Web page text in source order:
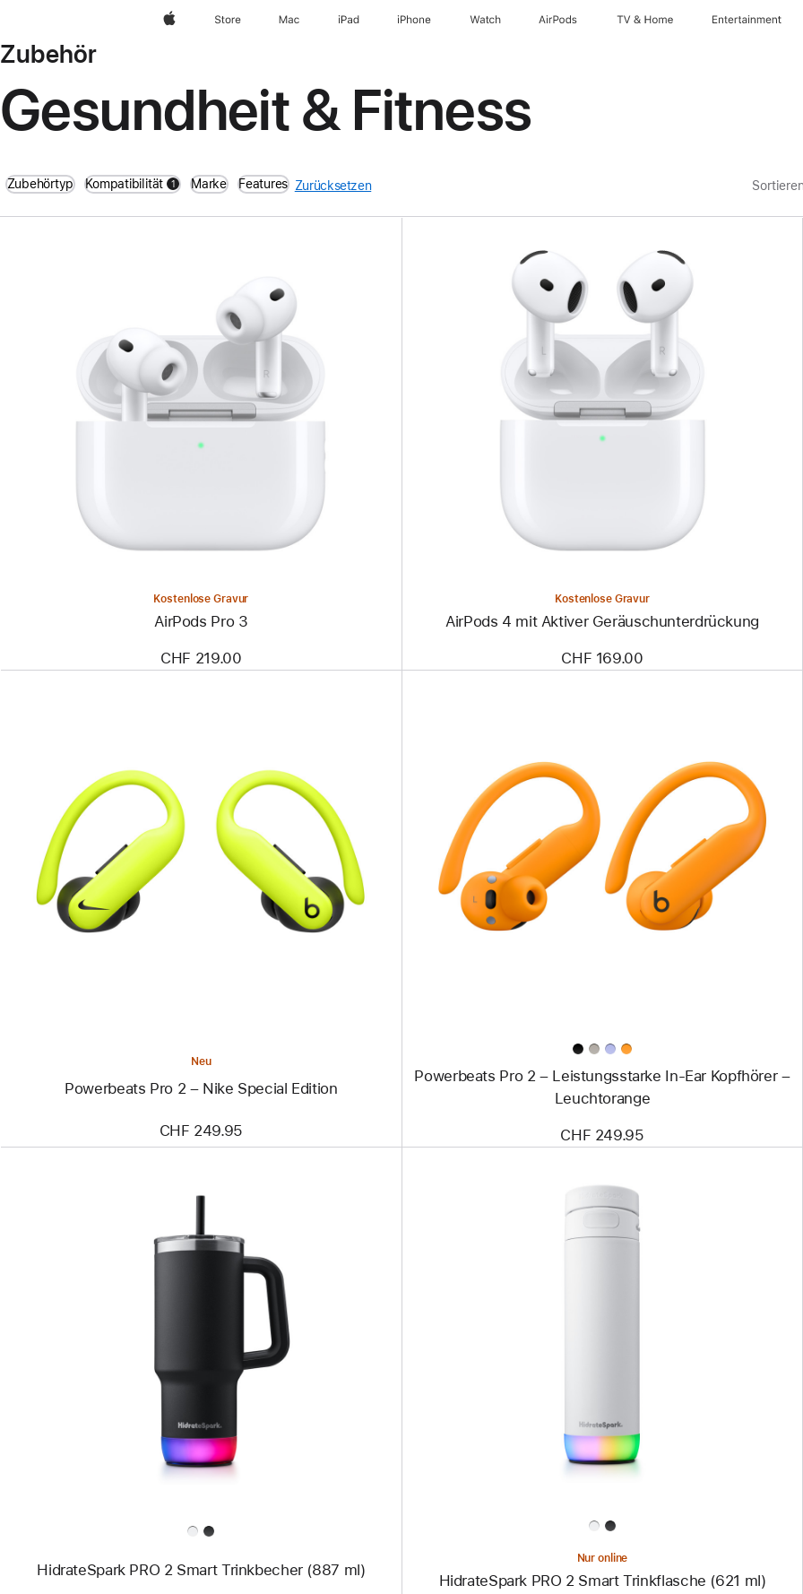
Apple Store Mac iPad iPhone Watch AirPods TV & Home Entertainment
Zubehör
Gesundheit & Fitness
Zubehörtyp Kompatibilität 1
filters active
Marke Features Zurücksetzen
Kostenlose Gravur
AirPods Pro 3
CHF 219.00
Kostenlose Gravur
AirPods 4 mit Aktiver Geräusch­unter­drückung
CHF 169.00
Zurück
Bild
Powerbeats
Neu
Powerbeats Pro 2 – Nike Special Edition
CHF 249.95
Zurück
Bild
-
Powerbeats
Pro 2
Leistungsstarke
Powerbeats Pro 2 – Leistungsstarke In-Ear Kopfhörer –
Leuchtorange
CHF 249.95
HidrateSpark
PRO
Trinkbecher
(887 ml)
HidrateSpark PRO 2 Smart Trinkbecher (887 ml)
Nur online
HidrateSpark PRO 2 Smart Trinkflasche (621 ml)